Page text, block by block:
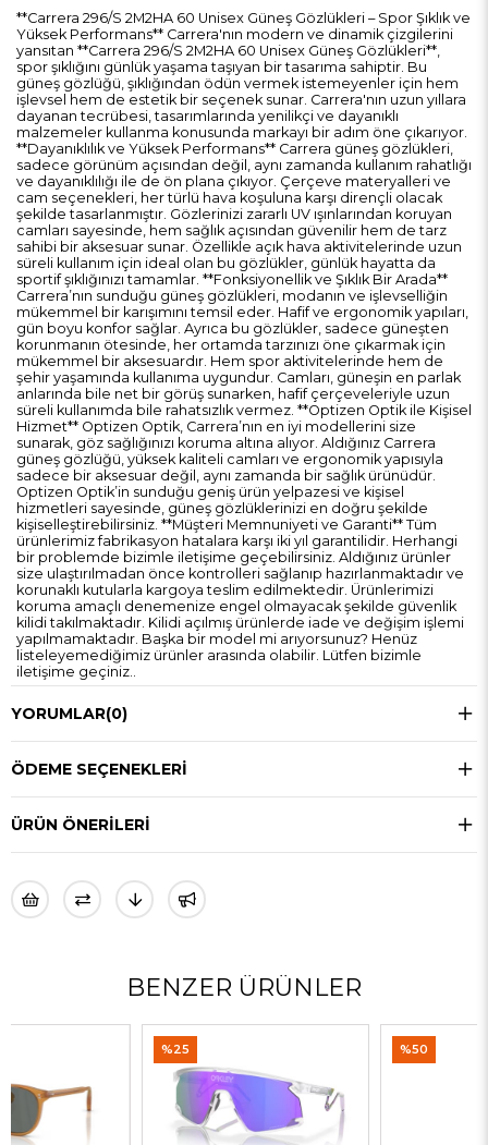
**Carrera 296/S 2M2HA 60 Unisex Güneş Gözlükleri – Spor Şıklık ve
Yüksek Performans** Carrera'nın modern ve dinamik çizgilerini
yansıtan **Carrera 296/S 2M2HA 60 Unisex Güneş Gözlükleri**,
spor şıklığını günlük yaşama taşıyan bir tasarıma sahiptir. Bu
güneş gözlüğü, şıklığından ödün vermek istemeyenler için hem
işlevsel hem de estetik bir seçenek sunar. Carrera'nın uzun yıllara
dayanan tecrübesi, tasarımlarında yenilikçi ve dayanıklı
malzemeler kullanma konusunda markayı bir adım öne çıkarıyor.
**Dayanıklılık ve Yüksek Performans** Carrera güneş gözlükleri,
sadece görünüm açısından değil, aynı zamanda kullanım rahatlığı
ve dayanıklılığı ile de ön plana çıkıyor. Çerçeve materyalleri ve
cam seçenekleri, her türlü hava koşuluna karşı dirençli olacak
şekilde tasarlanmıştır. Gözlerinizi zararlı UV ışınlarından koruyan
camları sayesinde, hem sağlık açısından güvenilir hem de tarz
sahibi bir aksesuar sunar. Özellikle açık hava aktivitelerinde uzun
süreli kullanım için ideal olan bu gözlükler, günlük hayatta da
sportif şıklığınızı tamamlar. **Fonksiyonellik ve Şıklık Bir Arada**
Carrera’nın sunduğu güneş gözlükleri, modanın ve işlevselliğin
mükemmel bir karışımını temsil eder. Hafif ve ergonomik yapıları,
gün boyu konfor sağlar. Ayrıca bu gözlükler, sadece güneşten
korunmanın ötesinde, her ortamda tarzınızı öne çıkarmak için
mükemmel bir aksesuardır. Hem spor aktivitelerinde hem de
şehir yaşamında kullanıma uygundur. Camları, güneşin en parlak
anlarında bile net bir görüş sunarken, hafif çerçeveleriyle uzun
süreli kullanımda bile rahatsızlık vermez. **Optizen Optik ile Kişisel
Hizmet** Optizen Optik, Carrera’nın en iyi modellerini size
sunarak, göz sağlığınızı koruma altına alıyor. Aldığınız Carrera
güneş gözlüğü, yüksek kaliteli camları ve ergonomik yapısıyla
sadece bir aksesuar değil, aynı zamanda bir sağlık ürünüdür.
Optizen Optik’in sunduğu geniş ürün yelpazesi ve kişisel
hizmetleri sayesinde, güneş gözlüklerinizi en doğru şekilde
kişiselleştirebilirsiniz. **Müşteri Memnuniyeti ve Garanti** Tüm
ürünlerimiz fabrikasyon hatalara karşı iki yıl garantilidir. Herhangi
bir problemde bizimle iletişime geçebilirsiniz. Aldığınız ürünler
size ulaştırılmadan önce kontrolleri sağlanıp hazırlanmaktadır ve
korunaklı kutularla kargoya teslim edilmektedir. Ürünlerimizi
koruma amaçlı denemenize engel olmayacak şekilde güvenlik
kilidi takılmaktadır. Kilidi açılmış ürünlerde iade ve değişim işlemi
yapılmamaktadır. Başka bir model mi arıyorsunuz? Henüz
listeleyemediğimiz ürünler arasında olabilir. Lütfen bizimle
iletişime geçiniz..
YORUMLAR(0)
ÖDEME SEÇENEKLERI
ÜRÜN ÖNERILERI
BENZER ÜRÜNLER